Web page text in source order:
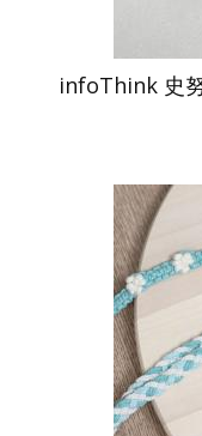
infoThink 史